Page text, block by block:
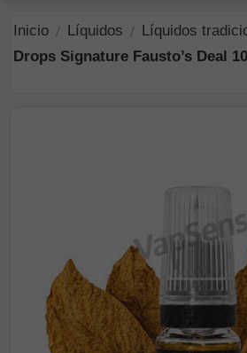
Inicio Líquidos
Líquidos
Drops Signature Fausto’s Deal